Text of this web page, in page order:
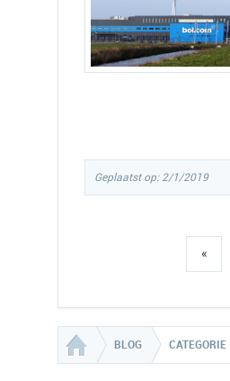
Geplaatst op: 2/1/2019
«
BLOG CATEGORIE